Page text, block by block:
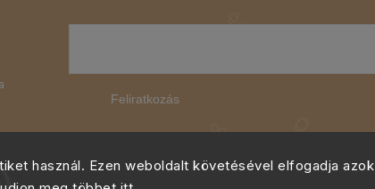
használ. Ezen weboldalt követésével elfogadja azok
Feliratkozás